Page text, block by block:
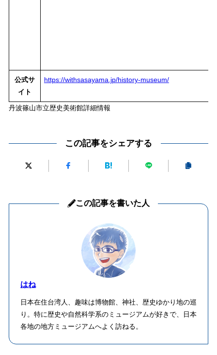
公式サ
イト
https://withsasayama.jp/history-museum/
丹波篠山市立歴史美術館詳細情報
この記事をシェアする
この記事を書いた人
はね
日本在住台湾人、趣味は博物館、神社、歴史ゆかり地の巡
り。特に歴史や自然科学系のミュージアムが好きで、日本
各地の地方ミュージアムへよく訪ねる。